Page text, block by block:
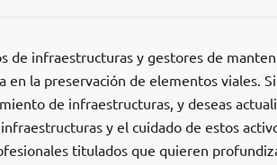
de infraestructuras y gestores de
en la preservación de elementos viales.
de infraestructuras, y deseas
y el cuidado de estos
titulados que quieren